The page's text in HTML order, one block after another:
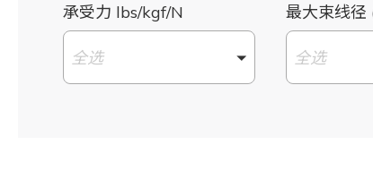
承受力 lbs/kgf/N
全选
最大束线径
全选